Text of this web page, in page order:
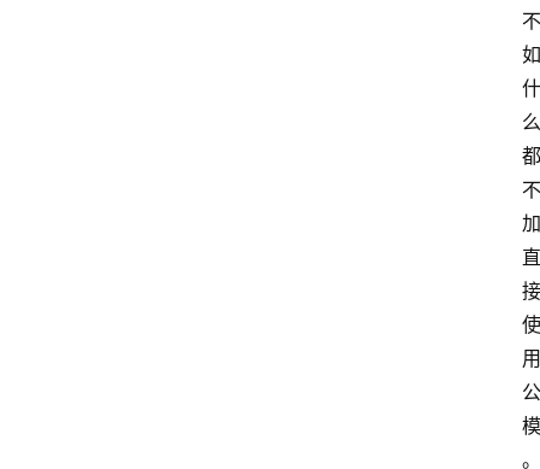
不
如
什
么
都
不
加
直
接
使
用
公
模
。